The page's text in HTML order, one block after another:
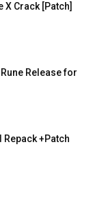
Crack [Patch]
Release for
+Patch